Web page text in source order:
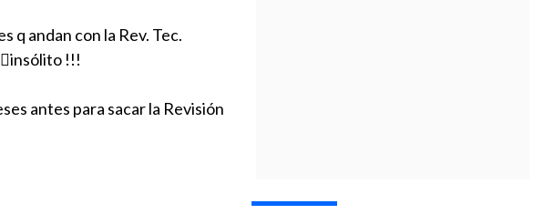
q andan con la Rev. Tec.
!!!
antes para sacar la Revisión